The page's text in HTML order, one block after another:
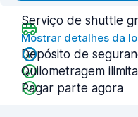
Serviço de shuttle
Mostrar detalhes da
Depósito de
Quilometragem
Pagar parte agora